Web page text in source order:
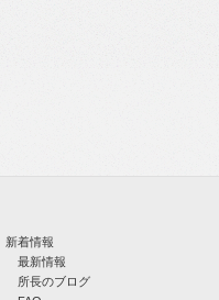
新着情報
最新情報
所長のブログ